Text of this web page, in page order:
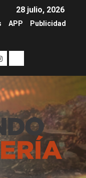
28 julio, 2026
APP
Publicidad